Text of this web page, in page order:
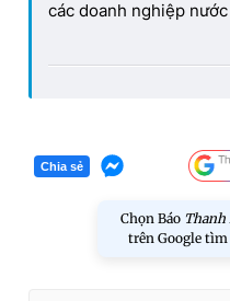
các doanh nghiệp
Chia sẻ
Chọn Báo Thanh
trên Google